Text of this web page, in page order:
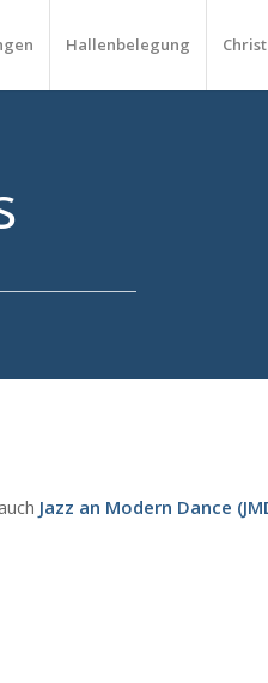
Hallenbelegung
Jazz an Modern Dance